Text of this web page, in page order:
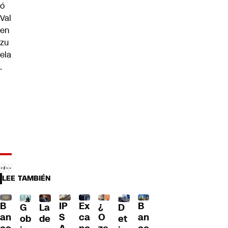
ó
Val
en
zu
ela
.
LEE TAMBIÉN
B
an
G
ob
La
de
IP
S
Ex
ca
¿
O
D
et
B
an